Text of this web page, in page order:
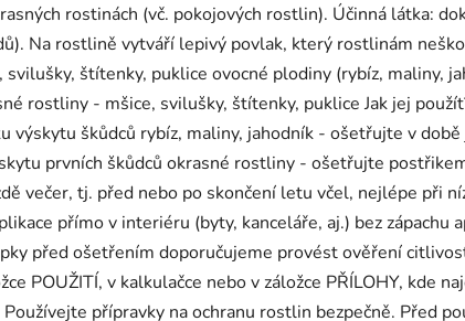
rostinách (vč. pokojových rostlin). Účinná látka:
Na rostlině vytváří lepivý povlak, který rostlinám
štítenky, puklice ovocné plodiny (rybíz, maliny,
rostliny - mšice, svilušky, štítenky, puklice Jak jej
škůdců rybíz, maliny, jahodník - ošetřujte v
prvních škůdců okrasné rostliny - ošetřujte
večer, tj. před nebo po skončení letu včel, nejlépe při
přímo v interiéru (byty, kanceláře, aj.) bez zápachu
před ošetřením doporučujeme provést ověření
POUŽITÍ, v kalkulačce nebo v záložce PŘÍLOHY, kde
přípravky na ochranu rostlin bezpečně. Před